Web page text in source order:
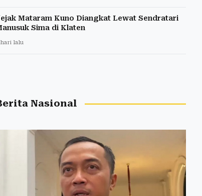
Mataram Kuno Diangkat Lewat Sendratari
Sima di Klaten
hari lalu
Nasional